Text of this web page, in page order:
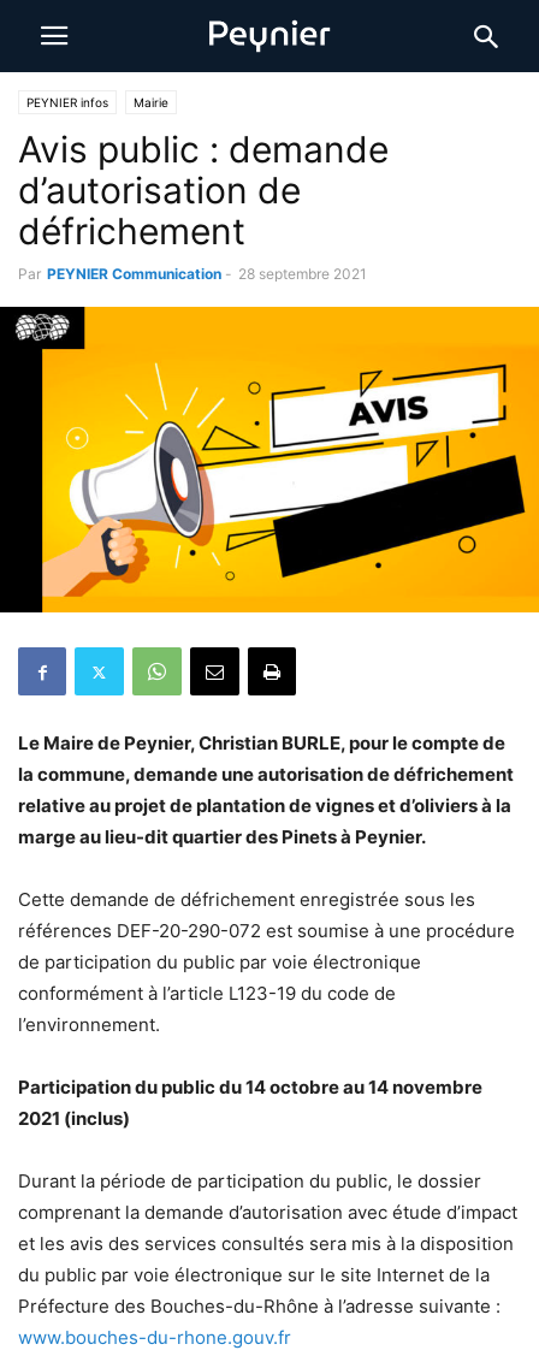
PEYNIER infos Mairie
Avis public : demande
d’autorisation de
défrichement
Par PEYNIER Communication - 28 septembre 2021
Le Maire de Peynier, Christian BURLE, pour le compte de
la commune, demande une autorisation de défrichement
relative au projet de plantation de vignes et d’oliviers à la
marge au lieu-dit quartier des Pinets à Peynier.
Cette demande de défrichement enregistrée sous les
références DEF-20-290-072 est soumise à une procédure
de participation du public par voie électronique
conformément à l’article L123-19 du code de
l’environnement.
Participation du public du 14 octobre au 14 novembre
2021 (inclus)
Durant la période de participation du public, le dossier
comprenant la demande d’autorisation avec étude d’impact
et les avis des services consultés sera mis à la disposition
du public par voie électronique sur le site Internet de la
Préfecture des Bouches-du-Rhône à l’adresse suivante :
www.bouches-du-rhone.gouv.fr